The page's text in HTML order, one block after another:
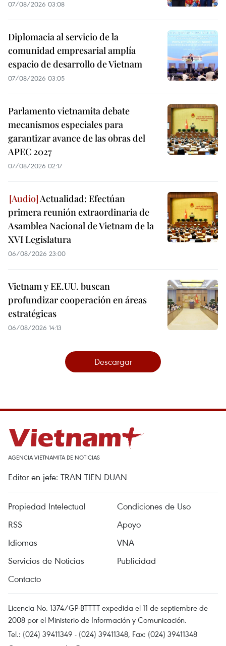
07/08/2026 03:08
Diplomacia al servicio de la
comunidad empresarial amplía
espacio de desarrollo de Vietnam
07/08/2026 03:05
Parlamento vietnamita debate
mecanismos especiales para
garantizar avance de las obras del
APEC 2027
07/08/2026 02:17
Actualidad: Efectúan
primera reunión extraordinaria de
Asamblea Nacional de Vietnam de la
XVI Legislatura
06/08/2026 23:00
Vietnam y EE.UU. buscan
profundizar cooperación en áreas
estratégicas
06/08/2026 14:13
Descargar
AGENCIA VIETNAMITA DE NOTICIAS
Editor en jefe: TRAN TIEN DUAN
Propiedad Intelectual
Condiciones de Uso
RSS
Apoyo
Idiomas
VNA
Servicios de Noticias
Publicidad
Contacto
Licencia No. 1374/GP-BTTTT expedida el 11 de septiembre de
2008 por el Ministerio de Información y Comunicación.
Tel.: (024) 39411349 - (024) 39411348, Fax: (024) 39411348